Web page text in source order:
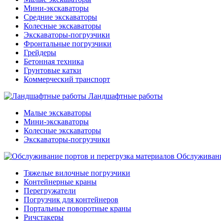
Мини-экскаваторы
Средние экскаваторы
Колесные экскаваторы
Экскаваторы-погрузчики
Фронтальные погрузчики
Грейдеры
Бетонная техника
Грунтовые катки
Коммерческий транспорт
Ландшафтные работы
Малые экскаваторы
Мини-экскаваторы
Колесные экскаваторы
Экскаваторы-погрузчики
Тяжелые вилочные погрузчики
Контейнерные краны
Перегружатели
Погрузчик для контейнеров
Портальные поворотные краны
Ричстакеры